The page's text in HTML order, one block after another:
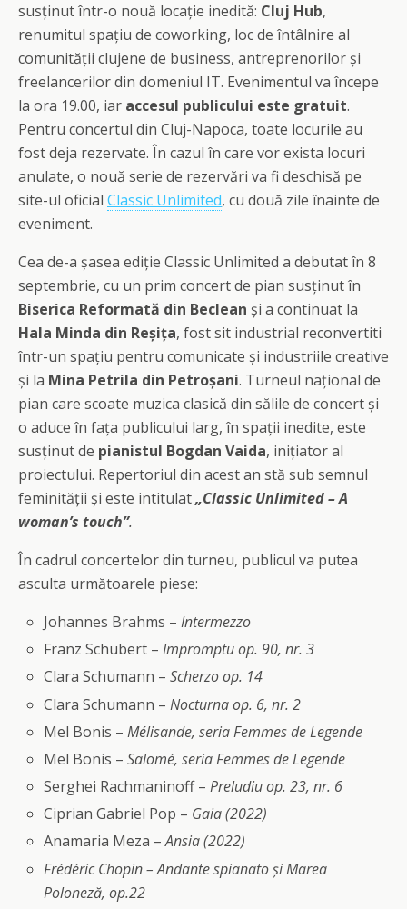
susținut într-o nouă locație inedită: Cluj Hub,
renumitul spațiu de coworking, loc de întâlnire al
comunității clujene de business, antreprenorilor și
freelancerilor din domeniul IT. Evenimentul va începe
la ora 19.00, iar accesul publicului este gratuit.
Pentru concertul din Cluj-Napoca, toate locurile au
fost deja rezervate. În cazul în care vor exista locuri
anulate, o nouă serie de rezervări va fi deschisă pe
site-ul oficial Classic Unlimited, cu două zile înainte de
eveniment.
Cea de-a șasea ediție Classic Unlimited a debutat în 8
septembrie, cu un prim concert de pian susținut în
Biserica Reformată din Beclean și a continuat la
Hala Minda din Reșița, fost sit industrial reconvertiti
într-un spațiu pentru comunicate și industriile creative
și la Mina Petrila din Petroșani. Turneul național de
pian care scoate muzica clasică din sălile de concert și
o aduce în fața publicului larg, în spații inedite, este
susținut de pianistul Bogdan Vaida, inițiator al
proiectului. Repertoriul din acest an stă sub semnul
feminității și este intitulat„Classic Unlimited – A
woman’s touch”.
În cadrul concertelor din turneu, publicul va putea
asculta următoarele piese:
Johannes Brahms – Intermezzo
Franz Schubert –Impromptu op. 90, nr. 3
Clara Schumann –Scherzo op. 14
Clara Schumann –Nocturna op. 6, nr. 2
Mel Bonis –Mélisande, seria Femmes de Legende
Mel Bonis –Salomé, seria Femmes de Legende
Serghei Rachmaninoff –Preludiu op. 23, nr. 6
Ciprian Gabriel Pop – Gaia (2022)
Anamaria Meza –Ansia (2022)
Frédéric Chopin – Andante spianato și Marea
Poloneză, op.22